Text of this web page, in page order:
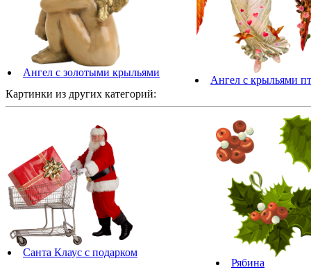
Ангел с золотыми крыльями
Ангел с крыльями
Картинки из других категорий:
Санта Клаус с подарком
Рябина